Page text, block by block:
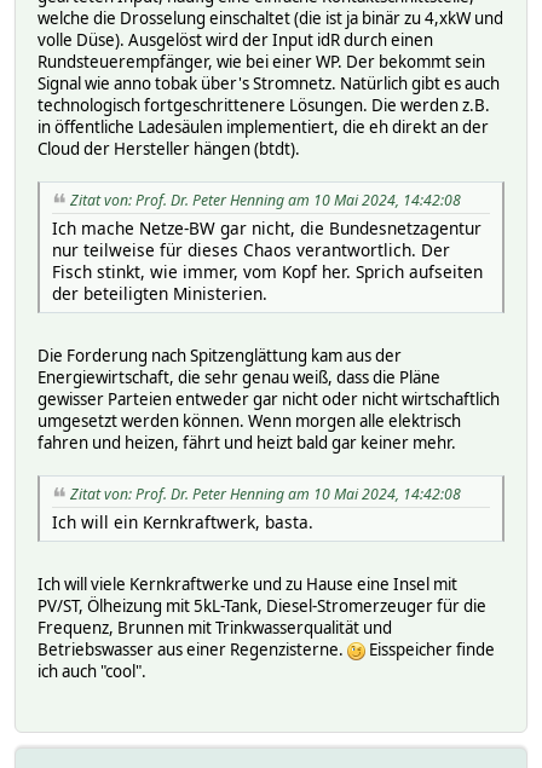
welche die Drosselung einschaltet (die ist ja binär zu 4,xkW und
volle Düse). Ausgelöst wird der Input idR durch einen
Rundsteuerempfänger, wie bei einer WP. Der bekommt sein
Signal wie anno tobak über's Stromnetz. Natürlich gibt es auch
technologisch fortgeschrittenere Lösungen. Die werden z.B.
in öffentliche Ladesäulen implementiert, die eh direkt an der
Cloud der Hersteller hängen (btdt).
Zitat von: Prof. Dr. Peter Henning am 10 Mai 2024, 14:42:08
Ich mache Netze-BW gar nicht, die Bundesnetzagentur
nur teilweise für dieses Chaos verantwortlich. Der
Fisch stinkt, wie immer, vom Kopf her. Sprich aufseiten
der beteiligten Ministerien.
Die Forderung nach Spitzenglättung kam aus der
Energiewirtschaft, die sehr genau weiß, dass die Pläne
gewisser Parteien entweder gar nicht oder nicht wirtschaftlich
umgesetzt werden können. Wenn morgen alle elektrisch
fahren und heizen, fährt und heizt bald gar keiner mehr.
Zitat von: Prof. Dr. Peter Henning am 10 Mai 2024, 14:42:08
Ich will ein Kernkraftwerk, basta.
Ich will viele Kernkraftwerke und zu Hause eine Insel mit
PV/ST, Ölheizung mit 5kL-Tank, Diesel-Stromerzeuger für die
Frequenz, Brunnen mit Trinkwasserqualität und
Betriebswasser aus einer Regenzisterne.
Eisspeicher finde
ich auch "cool".